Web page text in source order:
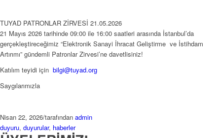
TUYAD PATRONLAR ZİRVESİ 21.05.2026
21 Mayıs 2026 tarihinde 09:00 ile 16:00 saatleri arasında İstanbul’da
gerçekleştireceğimiz “Elektronik Sanayi İhracat Geliştirme ve İstihdam
Artırımı” gündemli Patronlar Zirvesi’ne davetlisiniz!
Katılım teyidi için bilgi@tuyad.org
Saygılarımızla
Nisan 22, 2026/tarafından admin
duyuru, duyurular, haberler